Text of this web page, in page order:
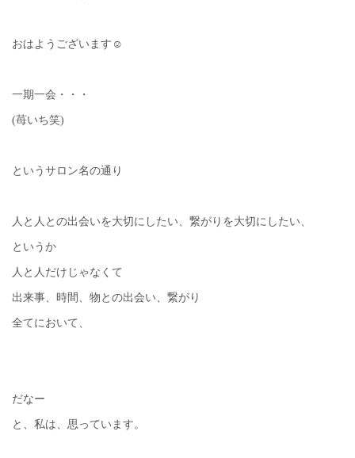
おはようございます☺︎
一期一会・・・
(苺いち笑)
というサロン名の通り
人と人との出会いを大切にしたい、繋がりを大切にしたい、
というか
人と人だけじゃなくて
出来事、時間、物との出会い、繋がり
全てにおいて、
だなー
と、私は、思っています。